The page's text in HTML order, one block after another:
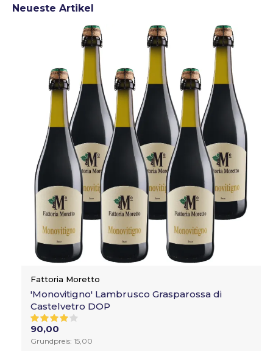
austere, somewhat metallic CO2 note noticeable as
well. I am missing some more typicity.
Neueste Artikel
Fattoria Moretto
'Monovitigno' Lambrusco Grasparossa di
Castelvetro DOP
90,00
Grundpreis: 15,00